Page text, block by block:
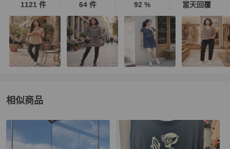
1121 件 64 件 92 % 當天回覆
相似商品
更多相似Moschino女裝推薦精品